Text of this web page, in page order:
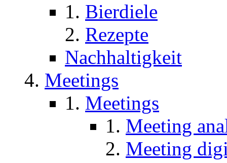
Bierdiele
Rezepte
Nachhaltigkeit
Meetings
Meetings
Meeting
Meeting